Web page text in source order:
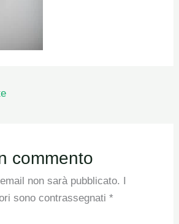
commento
non sarà pubblicato.
sono contrassegnati *